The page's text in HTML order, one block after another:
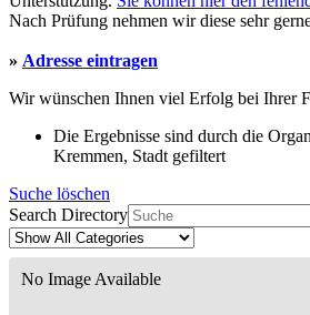
Nach Prüfung nehmen wir diese sehr
» Adresse eintragen
Wir wünschen Ihnen viel Erfolg bei Ihrer
Die Ergebnisse sind durch die
Kremmen, Stadt gefiltert
Suche löschen
Search Directory
No Image Available